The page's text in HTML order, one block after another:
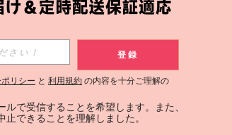
購読
登録する
登録
リシー と 利用規約 の内容を十分ご理解の
で受信することを希望します。また、
できることを理解しました。